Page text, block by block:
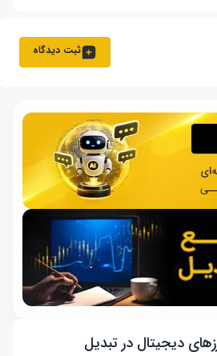
ثبت دیدگاه
دیجیتال در تبدیل